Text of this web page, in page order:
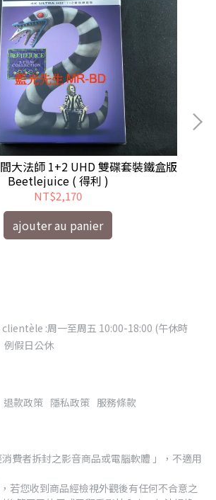
大法師 1+2 UHD 雙碟套裝鐵盒版
Beetlejuice ( 得利 )
NT$2,170
ajouter au panier
:周一至周五 10:00-18:00 (午休時
例假日公休
退款政策 隱私政策 服務條款
費者拆封之影音商品或電腦軟體 」，不適用
若您收到商品經檢視外觀後有任何不合意之